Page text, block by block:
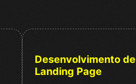
Desenvolvimento de
Landing Page